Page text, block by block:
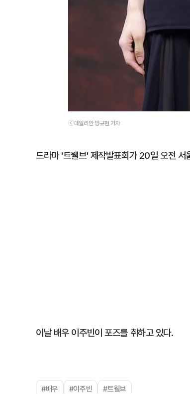
ⓒ데일리안 방규현 기자
드라마 '트웰브' 제작발표회가 20일 오전 서
이날 배우 이주빈이 포즈를 취하고 있다.
#배우 #이주빈 #트웰브